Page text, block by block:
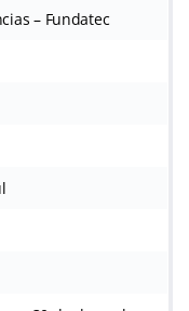
– Fundatec